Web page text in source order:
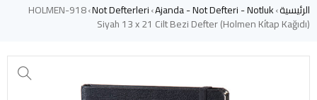
الرئيسية›
Ajanda - Not Defteri - Notluk
›
Not Defterleri
›
918-HOLMEN
Siyah 13 x 21 Cilt Bezi Defter (Holmen Ki̇tap Kağıdı)